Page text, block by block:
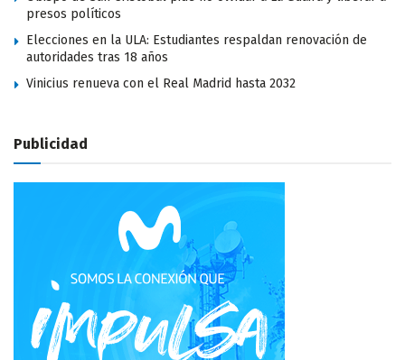
presos políticos
Elecciones en la ULA: Estudiantes respaldan renovación de
autoridades tras 18 años
Vinicius renueva con el Real Madrid hasta 2032
Publicidad